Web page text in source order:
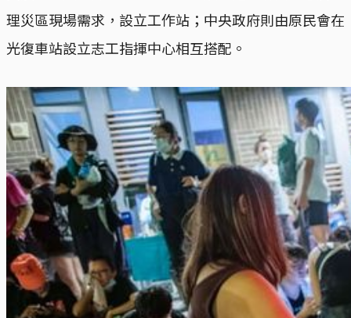
理災區現場需求，設立工作站；中央政府則由原民會在
光復車站設立志工指揮中心相互搭配。